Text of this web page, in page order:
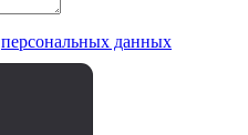
персональных данных